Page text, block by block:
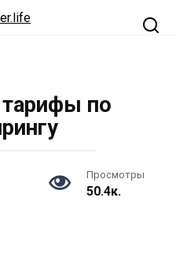
по
Просмотры
50.4к.